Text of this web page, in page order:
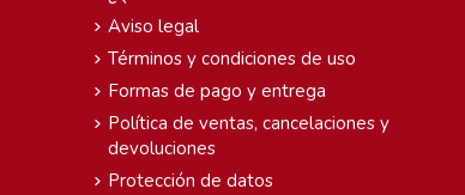
Aviso legal
Términos y condiciones de uso
Formas de pago y entrega
Política de ventas, cancelaciones y
devoluciones
Protección de datos